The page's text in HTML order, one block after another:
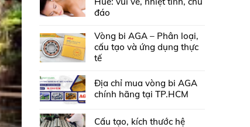
đáo
Vòng bi AGA – Phân loại,
cấu tạo và ứng dụng thực
tế
Địa chỉ mua vòng bi AGA
chính hãng tại TP.HCM
Cấu tạo, kích thước hệ